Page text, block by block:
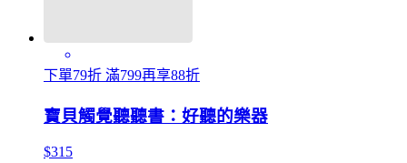
下單79折 滿799再享88折
寶貝觸覺聽聽書：好聽的樂器
$315